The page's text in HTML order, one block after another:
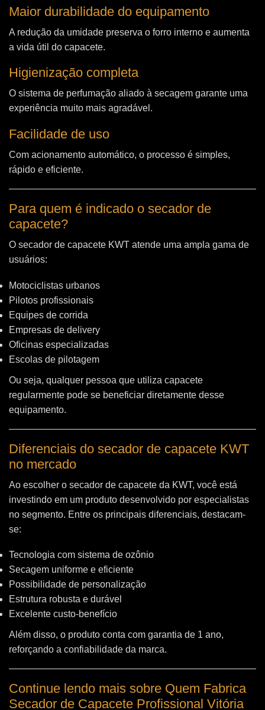
Maior durabilidade do equipamento
A redução da umidade preserva o forro interno e aumenta
a vida útil do capacete.
Higienização completa
O sistema de perfumação aliado à secagem garante uma
experiência muito mais agradável.
Facilidade de uso
Com acionamento automático, o processo é simples,
rápido e eficiente.
Para quem é indicado o secador de
capacete?
O secador de capacete KWT atende uma ampla gama de
usuários:
Motociclistas urbanos
Pilotos profissionais
Equipes de corrida
Empresas de delivery
Oficinas especializadas
Escolas de pilotagem
Ou seja, qualquer pessoa que utiliza capacete
regularmente pode se beneficiar diretamente desse
equipamento.
Diferenciais do secador de capacete KWT
no mercado
Ao escolher o secador de capacete da KWT, você está
investindo em um produto desenvolvido por especialistas
no segmento. Entre os principais diferenciais, destacam-
se:
Tecnologia com sistema de ozônio
Secagem uniforme e eficiente
Possibilidade de personalização
Estrutura robusta e durável
Excelente custo-benefício
Além disso, o produto conta com garantia de 1 ano,
reforçando a confiabilidade da marca.
Continue lendo mais sobre Quem Fabrica
Secador de Capacete Profissional Vitória